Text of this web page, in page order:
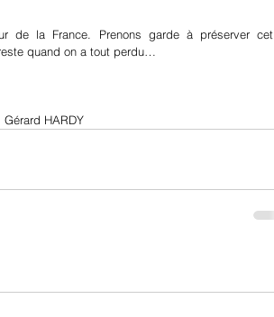
de la France. Prenons garde à préserver cet
quand on a tout perdu…
                                                                                              Gérard HARDY